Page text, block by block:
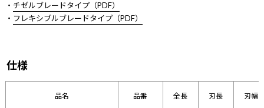
・ チゼルブレードタイプ（PDF）
・ フレキシブルブレードタイプ（PDF）
仕様
品名 品番 全長 刃長 刃幅